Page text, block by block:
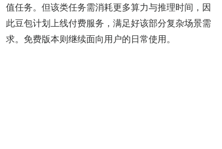
值任务。但该类任务需消耗更多算力与推理时间，因
此豆包计划上线付费服务，满足好该部分复杂场景需
求。免费版本则继续面向用户的日常使用。